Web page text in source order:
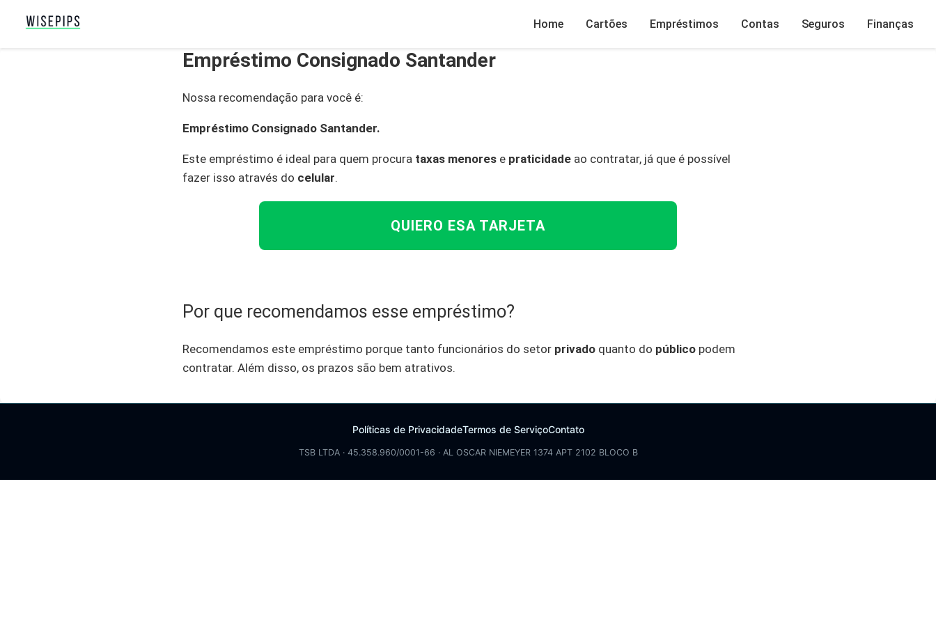
Home Cartões Empréstimos Contas Seguros Finanças
Empréstimo Consignado Santander
Nossa recomendação para você é:
Empréstimo Consignado Santander.
Este empréstimo é ideal para quem procura taxas menores e praticidade ao contratar, já que é possível
fazer isso através do celular.
QUIERO ESA TARJETA
Por que recomendamos esse empréstimo?
Recomendamos este empréstimo porque tanto funcionários do setor privado quanto do público podem
contratar. Além disso, os prazos são bem atrativos.
Políticas de PrivacidadeTermos de ServiçoContato
TSB LTDA · 45.358.960/0001-66 · AL OSCAR NIEMEYER 1374 APT 2102 BLOCO B